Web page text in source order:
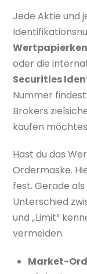
Jede Aktie und
oder die
Securities
Nummer
Brokers
kaufen
Hast du das
Ordermaske.
fest. Gerade
Unterschied
und „Limit“
vermeiden.
Market-